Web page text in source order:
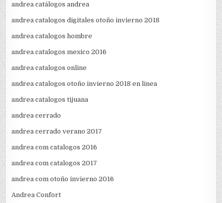
andrea catálogos andrea
andrea catalogos digitales otoño invierno 2018
andrea catalogos hombre
andrea catalogos mexico 2016
andrea catalogos online
andrea catalogos otoño invierno 2018 en linea
andrea catalogos tijuana
andrea cerrado
andrea cerrado verano 2017
andrea com catalogos 2016
andrea com catalogos 2017
andrea com otoño invierno 2016
Andrea Confort